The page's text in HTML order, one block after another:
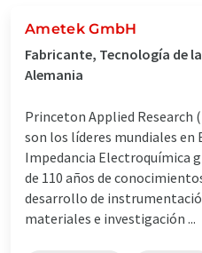
Ametek GmbH
Fabricante, Tecnología de
Alemania
Princeton Applied Research
son los líderes mundiales en
Impedancia Electroquímica
de 110 años de
desarrollo de
materiales e investigación ...